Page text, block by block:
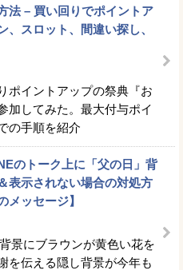
法 – 買い回りでポイントア
、スロット、間違い探し、
ポイントアップの祭典『お
加してみた。最大付与ポイ
の手順を紹介
のトーク上に「父の日」背
表示されない場合の対処方
メッセージ】
景にブラウンが黄色い花を
を伝える隠し背景が今年も